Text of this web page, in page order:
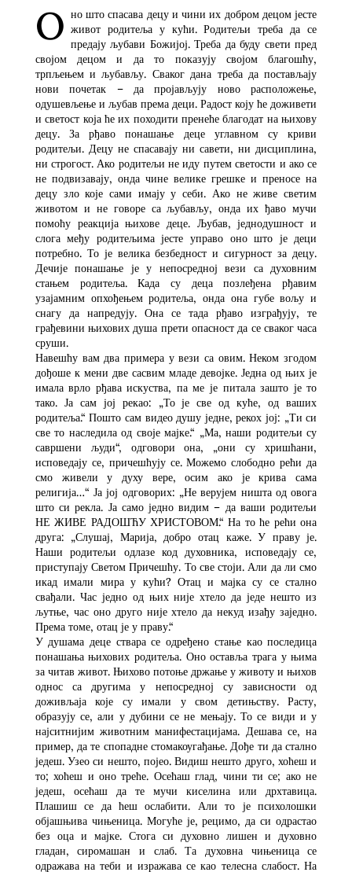
O но што спасава децу и чини их добром децом јесте
живот родитеља у кући. Родитељи треба да се
предају љубави Божијој. Треба да буду свети пред
својом децом и да то показују својом благошћу,
трпљењем и љубављу. Сваког дана треба да постављају
нови почетак – да пројављују ново расположење,
одушевљење и љубав према деци. Радост коју ће доживети
и светост која ће их походити пренеће благодат на њихову
децу. За рђаво понашање деце углавном су криви
родитељи. Децу не спасавају ни савети, ни дисциплина,
ни строгост. Ако родитељи не иду путем светости и ако се
не подвизавају, онда чине велике грешке и преносе на
децу зло које сами имају у себи. Ако не живе светим
животом и не говоре са љубављу, онда их ђаво мучи
помоћу реакција њихове деце. Љубав, једнодушност и
слога међу родитељима јесте управо оно што је деци
потребно. То је велика безбедност и сигурност за децу.
Дечије понашање је у непосредној вези са духовним
стањем родитеља. Када су деца позлеђена рђавим
узајамним опхођењем родитеља, онда она губе вољу и
снагу да напредују. Она се тада рђаво изграђују, те
грађевини њихових душа прети опасност да се сваког часа
сруши.
Навешћу вам два примера у вези са овим. Неком згодом
дођоше к мени две сасвим младе девојке. Једна од њих је
имала врло рђава искуства, па ме је питала зашто је то
тако. Ја сам јој рекао: „То је све од куће, од ваших
родитеља.“ Пошто сам видео душу једне, рекох јој: „Ти си
све то наследила од своје мајке.“ „Ма, наши родитељи су
савршени људи“, одговори она, „они су хришћани,
исповедају се, причешћују се. Можемо слободно рећи да
смо живели у духу вере, осим ако је крива сама
религија…“ Ја јој одговорих: „Не верујем ништа од овога
што си рекла. Ја само једно видим – да ваши родитељи
НЕ ЖИВЕ РАДОШЋУ ХРИСТОВОМ.“ На то ће рећи она
друга: „Слушај, Марија, добро отац каже. У праву је.
Наши родитељи одлазе код духовника, исповедају се,
приступају Светом Причешћу. То све стоји. Али да ли смо
икад имали мира у кући? Отац и мајка су се стално
свађали. Час једно од њих није хтело да једе нешто из
љутње, час оно друго није хтело да некуд изађу заједно.
Према томе, отац је у праву.“
У душама деце ствара се одређено стање као последица
понашања њихових родитеља. Оно оставља трага у њима
за читав живот. Њихово потоње држање у животу и њихов
однос са другима у непосредној су зависности од
доживљаја које су имали у свом детињству. Расту,
образују се, али у дубини се не мењају. То се види и у
најситнијим животним манифестацијама. Дешава се, на
пример, да те спопадне стомакоугађање. Дође ти да стално
једеш. Узео си нешто, појео. Видиш нешто друго, хоћеш и
то; хоћеш и оно треће. Осећаш глад, чини ти се; ако не
једеш, осећаш да те мучи киселина или дрхтавица.
Плашиш се да ћеш ослабити. Али то је психолошки
објашњива чињеница. Могуће је, рецимо, да си одрастао
без оца и мајке. Стога си духовно лишен и духовно
гладан, сиромашан и слаб. Та духовна чињеница се
одражава на теби и изражава се као телесна слабост. На